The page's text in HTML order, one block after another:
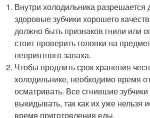
Внутри холодильника разрешается
здоровые зубчики хорошего
должно быть признаков гнили или
стоит проверить головки на
неприятного запаха.
Чтобы продлить срок хранения
холодильнике, необходимо время
осматривать. Все сгнившие зубчики
выкидывать, так как их уже нельзя
время приготовления еды.